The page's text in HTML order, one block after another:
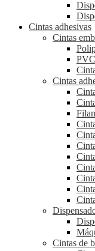
Cintas adhesivas
Cintas
PVC
Cintas
Cintas de